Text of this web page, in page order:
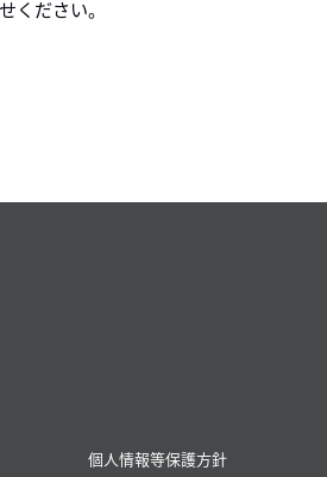
個人情報等保護方針